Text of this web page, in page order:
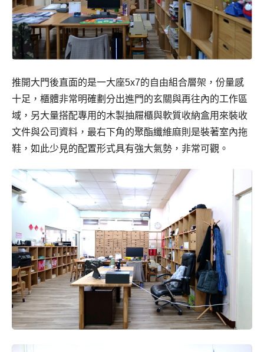
推開大門後直面的是一大座5x7的自由組合層架，份量感
十足，櫃體非常明確劃分出進門的玄關與再往內的工作區
域，另大量搭配專用的木製抽屜櫃與軟質收納盒用來裝收
文件與公司資料，最右下角的聚酯纖維麻則是裝著室內拖
鞋，如此少見的配置形式具有強大氣勢，非常可觀。